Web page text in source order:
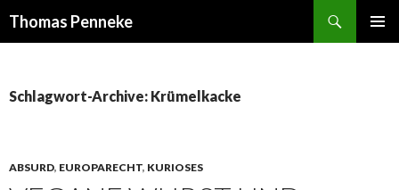
Thomas Penneke
Schlagwort-Archive: Krümelkacke
ABSURD, EUROPARECHT, KURIOSES